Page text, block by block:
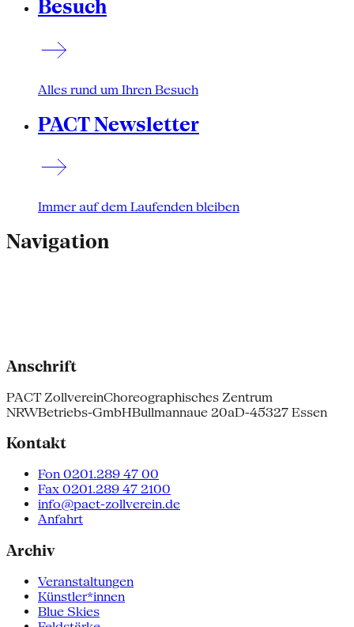
Besuch
Alles rund um Ihren Besuch
PACT Newsletter
Immer auf dem Laufenden bleiben
Navigation
Anschrift
PACT ZollvereinChoreographisches Zentrum
NRWBetriebs-GmbHBullmannaue 20aD-45327 Essen
Kontakt
Fon 0201.289 47 00
Fax 0201.289 47 2100
info@pact-zollverein.de
Anfahrt
Archiv
Veranstaltungen
Künstler*innen
Blue Skies